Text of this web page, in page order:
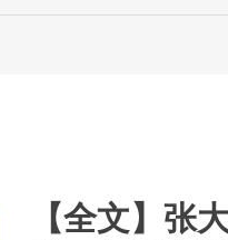
【全文】张